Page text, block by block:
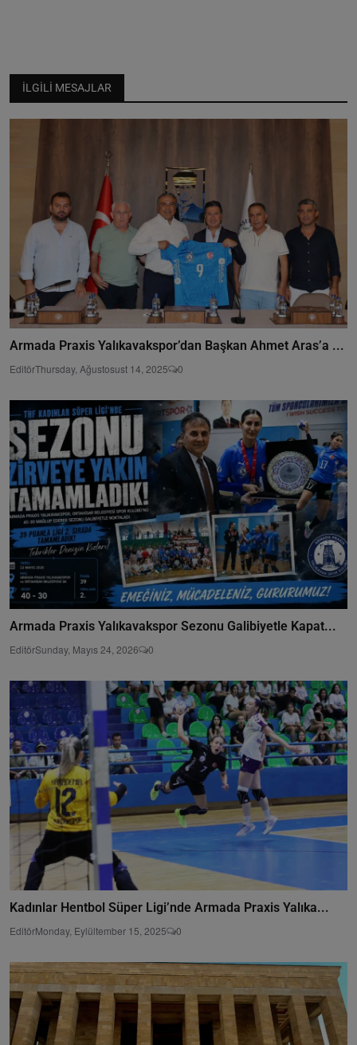
İLGILI MESAJLAR
Armada Praxis Yalıkavakspor’dan Başkan Ahmet Aras’a ...
EditörThursday, Ağustosust 14, 2025 0
Armada Praxis Yalıkavakspor Sezonu Galibiyetle Kapat...
EditörSunday, Mayıs 24, 2026 0
Kadınlar Hentbol Süper Ligi’nde Armada Praxis Yalıka...
EditörMonday, Eylültember 15, 2025 0